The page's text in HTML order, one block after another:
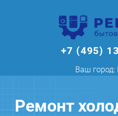
+7 (495)
Ваш город:
Ремонт